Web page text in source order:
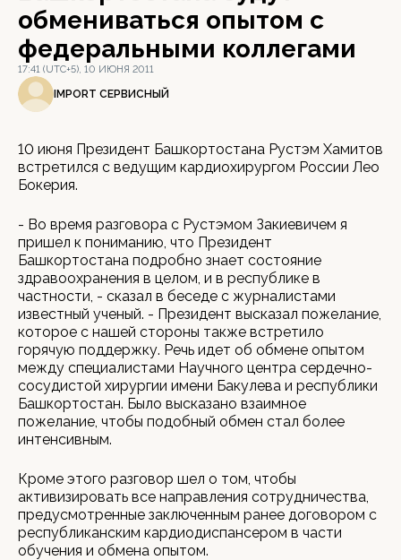
обмениваться опытом с
федеральными коллегами
17:41 (UTC+5), 10 ИЮНЯ 2011
IMPORT СЕРВИСНЫЙ
10 июня Президент Башкортостана Рустэм Хамитов
встретился с ведущим кардиохирургом России Лео
Бокерия.
- Во время разговора с Рустэмом Закиевичем я
пришел к пониманию, что Президент
Башкортостана подробно знает состояние
здравоохранения в целом, и в республике в
частности, - сказал в беседе с журналистами
известный ученый. - Президент высказал пожелание,
которое с нашей стороны также встретило
горячую поддержку. Речь идет об обмене опытом
между специалистами Научного центра сердечно-
сосудистой хирургии имени Бакулева и республики
Башкортостан. Было высказано взаимное
пожелание, чтобы подобный обмен стал более
интенсивным.
Кроме этого разговор шел о том, чтобы
активизировать все направления сотрудничества,
предусмотренные заключенным ранее договором с
республиканским кардиодиспансером в части
обучения и обмена опытом.